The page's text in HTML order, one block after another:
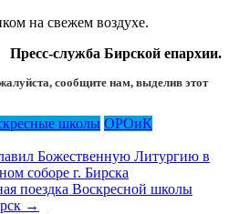
на свежем воздухе.
Пресс-служба Бирской епархии.
сообщите нам, выделив этот
школы ОРОиК
Божественную Литургию в
соборе г. Бирска
поездка Воскресной школы
→